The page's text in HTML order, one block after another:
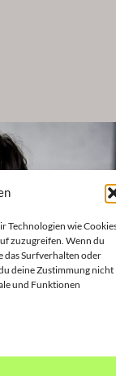
Technologien wie
zuzugreifen. Wenn du
das Surfverhalten oder
deine Zustimmung nicht
und Funktionen